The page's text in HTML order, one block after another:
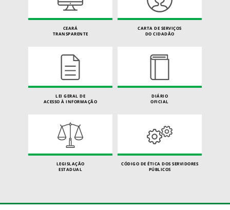
CEARÁ
TRANSPARENTE
CARTA DE SERVIÇOS
DO CIDADÃO
LEI GERAL DE
ACESSO À INFORMAÇÃO
DIÁRIO
OFICIAL
LEGISLAÇÃO
ESTADUAL
CÓDIGO DE ÉTICA DOS SERVIDORES
PÚBLICOS